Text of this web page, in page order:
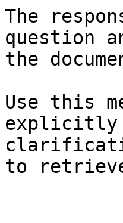
The
question
the
Use this
explicitly